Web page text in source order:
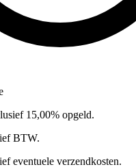
15,00% opgeld.
BTW.
eventuele verzendkosten.